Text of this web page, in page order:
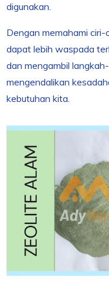
digunakan.
Dengan memahami ciri-
dapat lebih waspada
dan mengambil
mengendalikan
kebutuhan kita.